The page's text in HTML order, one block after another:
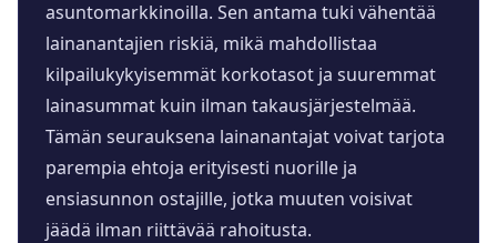
asuntomarkkinoilla. Sen antama tuki vähentää
lainanantajien riskiä, mikä mahdollistaa
kilpailukykyisemmät korkotasot ja suuremmat
lainasummat kuin ilman takausjärjestelmää.
Tämän seurauksena lainanantajat voivat tarjota
parempia ehtoja erityisesti nuorille ja
ensiasunnon ostajille, jotka muuten voisivat
jäädä ilman riittävää rahoitusta.